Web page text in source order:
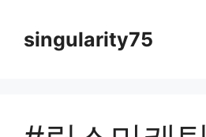
singularity75